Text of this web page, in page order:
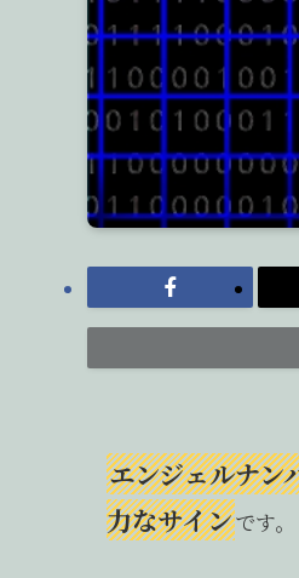
エンジェルナン
力なサインです。